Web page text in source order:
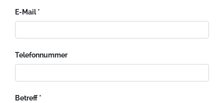
E-Mail
Telefonnummer
Betreff